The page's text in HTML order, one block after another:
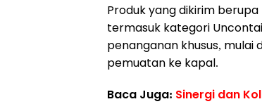
Produk yang dikirim
termasuk kategori
penanganan khusus,
pemuatan ke kapal.
Baca Juga: Sinergi dan